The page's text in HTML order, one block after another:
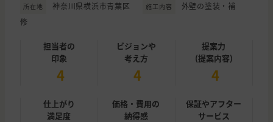
所在地 神奈川県横浜市青葉区 施工内容
外壁の塗装・補
修
担当者の
印象
4
ビジョンや
考え方
4
提案力
(提案内容)
4
仕上がり
満足度
価格・費用の
納得感
保証やアフター
サービス